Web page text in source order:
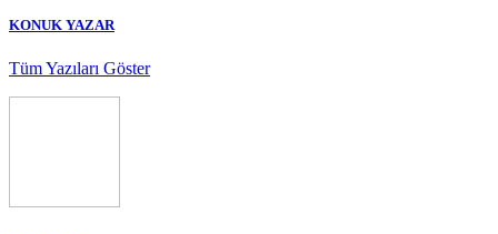
KONUK YAZAR
Tüm Yazıları Göster